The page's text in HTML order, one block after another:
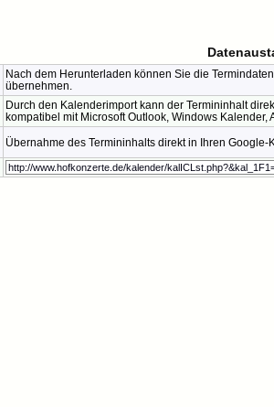
Nach dem Herunterladen können Sie die
übernehmen.
Durch den Kalenderimport kann der Termininhalt
kompatibel mit Microsoft Outlook, Windows
Übernahme des Termininhalts direkt in Ihren Google-